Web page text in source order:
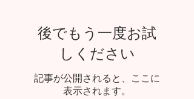
後でもう一度お試
しください
記事が公開されると、ここに
表示されます。